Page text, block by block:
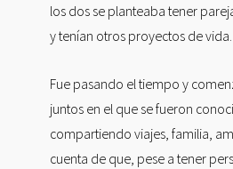
los dos se planteaba tener
y tenían otros proyectos de vida.
Fue pasando el tiempo y
juntos en el que se fueron
compartiendo viajes, familia,
cuenta de que, pese a tener